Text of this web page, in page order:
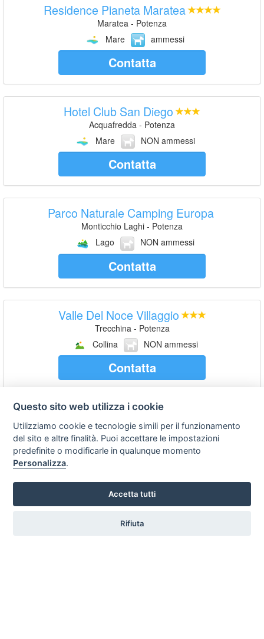
Residence Pianeta Maratea
Maratea - Potenza
Mare
ammessi
Contatta
Hotel Club San Diego
Acquafredda - Potenza
Mare
NON ammessi
Contatta
Parco Naturale Camping Europa
Monticchio Laghi - Potenza
Lago
NON ammessi
Contatta
Valle Del Noce Villaggio
Trecchina - Potenza
Collina
NON ammessi
Contatta
Risultati da 1 a 6 di
MAIL MULTIPLA
Contatta tutte le
Potenza
Questo sito web utilizza i cookie
Utilizziamo cookie e tecnologie simili per il funzionamento
del sito e altre finalità. Puoi accettare le impostazioni
predefinite o modificarle in qualunque momento
Personalizza.
Accetta tutti
Rifiuta